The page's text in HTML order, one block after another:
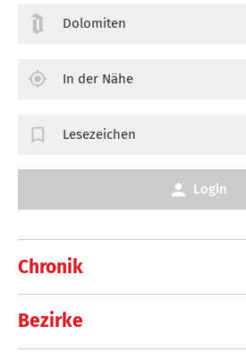
Chronik
Bezirke
Dolomiten
In der Nähe
Lesezeichen
Login